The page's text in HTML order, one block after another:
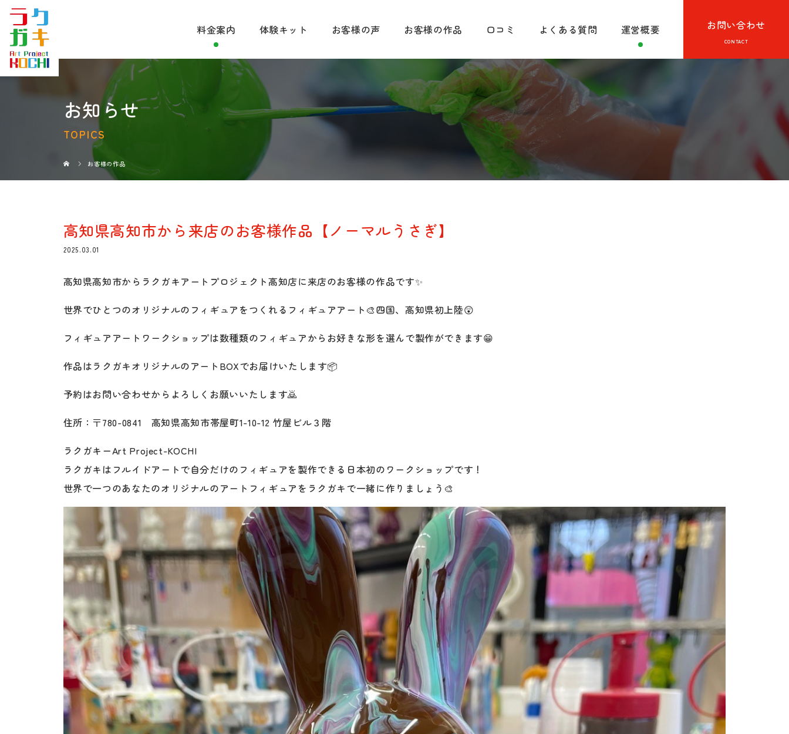
料金案内 体験キット お客様の声 お客様の作品 口コミ よくある質問 運営概要 お問い合わせ
お知らせ
TOPICS
お客様の作品
高知県高知市から来店のお客様作品【ノーマルうさぎ】
2025.03.01
高知県高知市からラクガキアートプロジェクト高知店に来店のお客様の作品です✨
世界でひとつのオリジナルのフィギュアをつくれるフィギュアアート🎨四国、高知県初上陸😲
フィギュアアートワークショップは数種類のフィギュアからお好きな形を選んで製作ができます😁
作品はラクガキオリジナルのアートBOXでお届けいたします📦
予約はお問い合わせからよろしくお願いいたします🙇
住所：〒780-0841 高知県高知市帯屋町1-10-12 竹屋ビル３階
ラクガキーArt Project-KOCHI
ラクガキはフルイドアートで自分だけのフィギュアを製作できる日本初のワークショップです！
世界で一つのあなたのオリジナルのアートフィギュアをラクガキで一緒に作りましょう🎨